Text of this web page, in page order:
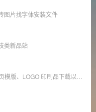
图片找字体安装文件
类新品站